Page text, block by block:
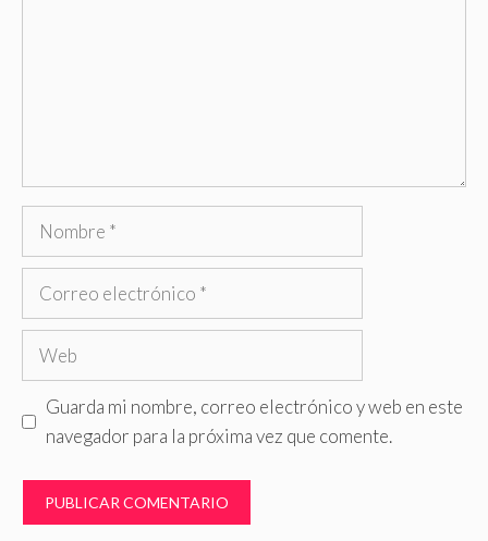
Nombre
Correo
Web
Guarda mi nombre, correo electrónico y web en este
navegador para la próxima vez que comente.